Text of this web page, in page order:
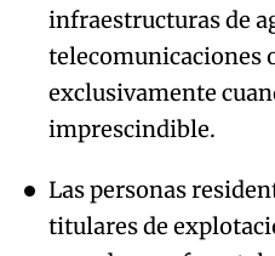
infraestructuras de
telecomunicaciones
exclusivamente
imprescindible.
Las personas
titulares de